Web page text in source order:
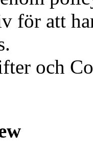
för att
och